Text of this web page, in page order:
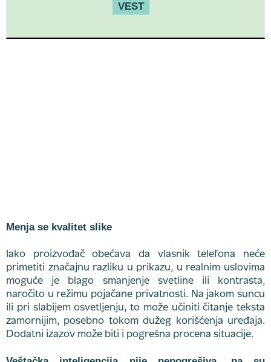
VEST
Menja se kvalitet slike
Iako proizvođač obećava da vlasnik telefona neće
primetiti značajnu razliku u prikazu, u realnim uslovima
moguće je blago smanjenje svetline ili kontrasta,
naročito u režimu pojačane privatnosti. Na jakom suncu
ili pri slabijem osvetljenju, to može učiniti čitanje teksta
zamornijim, posebno tokom dužeg korišćenja uređaja.
Dodatni izazov može biti i pogrešna procena situacije.